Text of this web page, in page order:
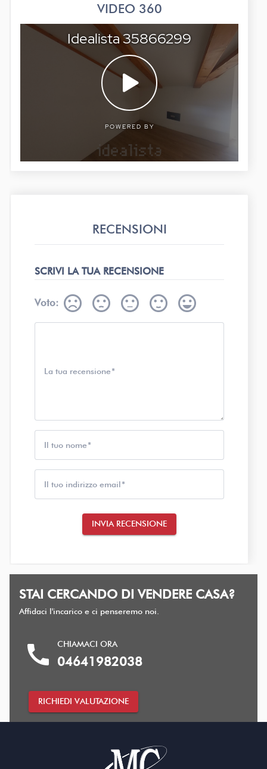
VIDEO 360
RECENSIONI
SCRIVI LA TUA RECENSIONE
Voto: sentiment_very_dissatisfied sentiment_dissatisfied sentiment_neutral sentiment_satisfied sentiment_very_satisfied
La tua recensione
Il tuo nome
Il tuo indirizzo email
INVIA RECENSIONE
STAI CERCANDO DI VENDERE CASA?
Affidaci l'incarico e ci penseremo noi.
call CHIAMACI ORA
04641982038
RICHIEDI VALUTAZIONE